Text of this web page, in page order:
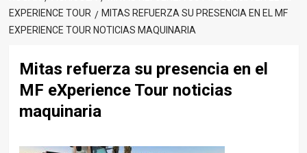
EXPERIENCE TOUR
MITAS REFUERZA SU PRESENCIA EN EL MF
EXPERIENCE TOUR NOTICIAS MAQUINARIA
Mitas refuerza su presencia en el
MF eXperience Tour noticias
maquinaria